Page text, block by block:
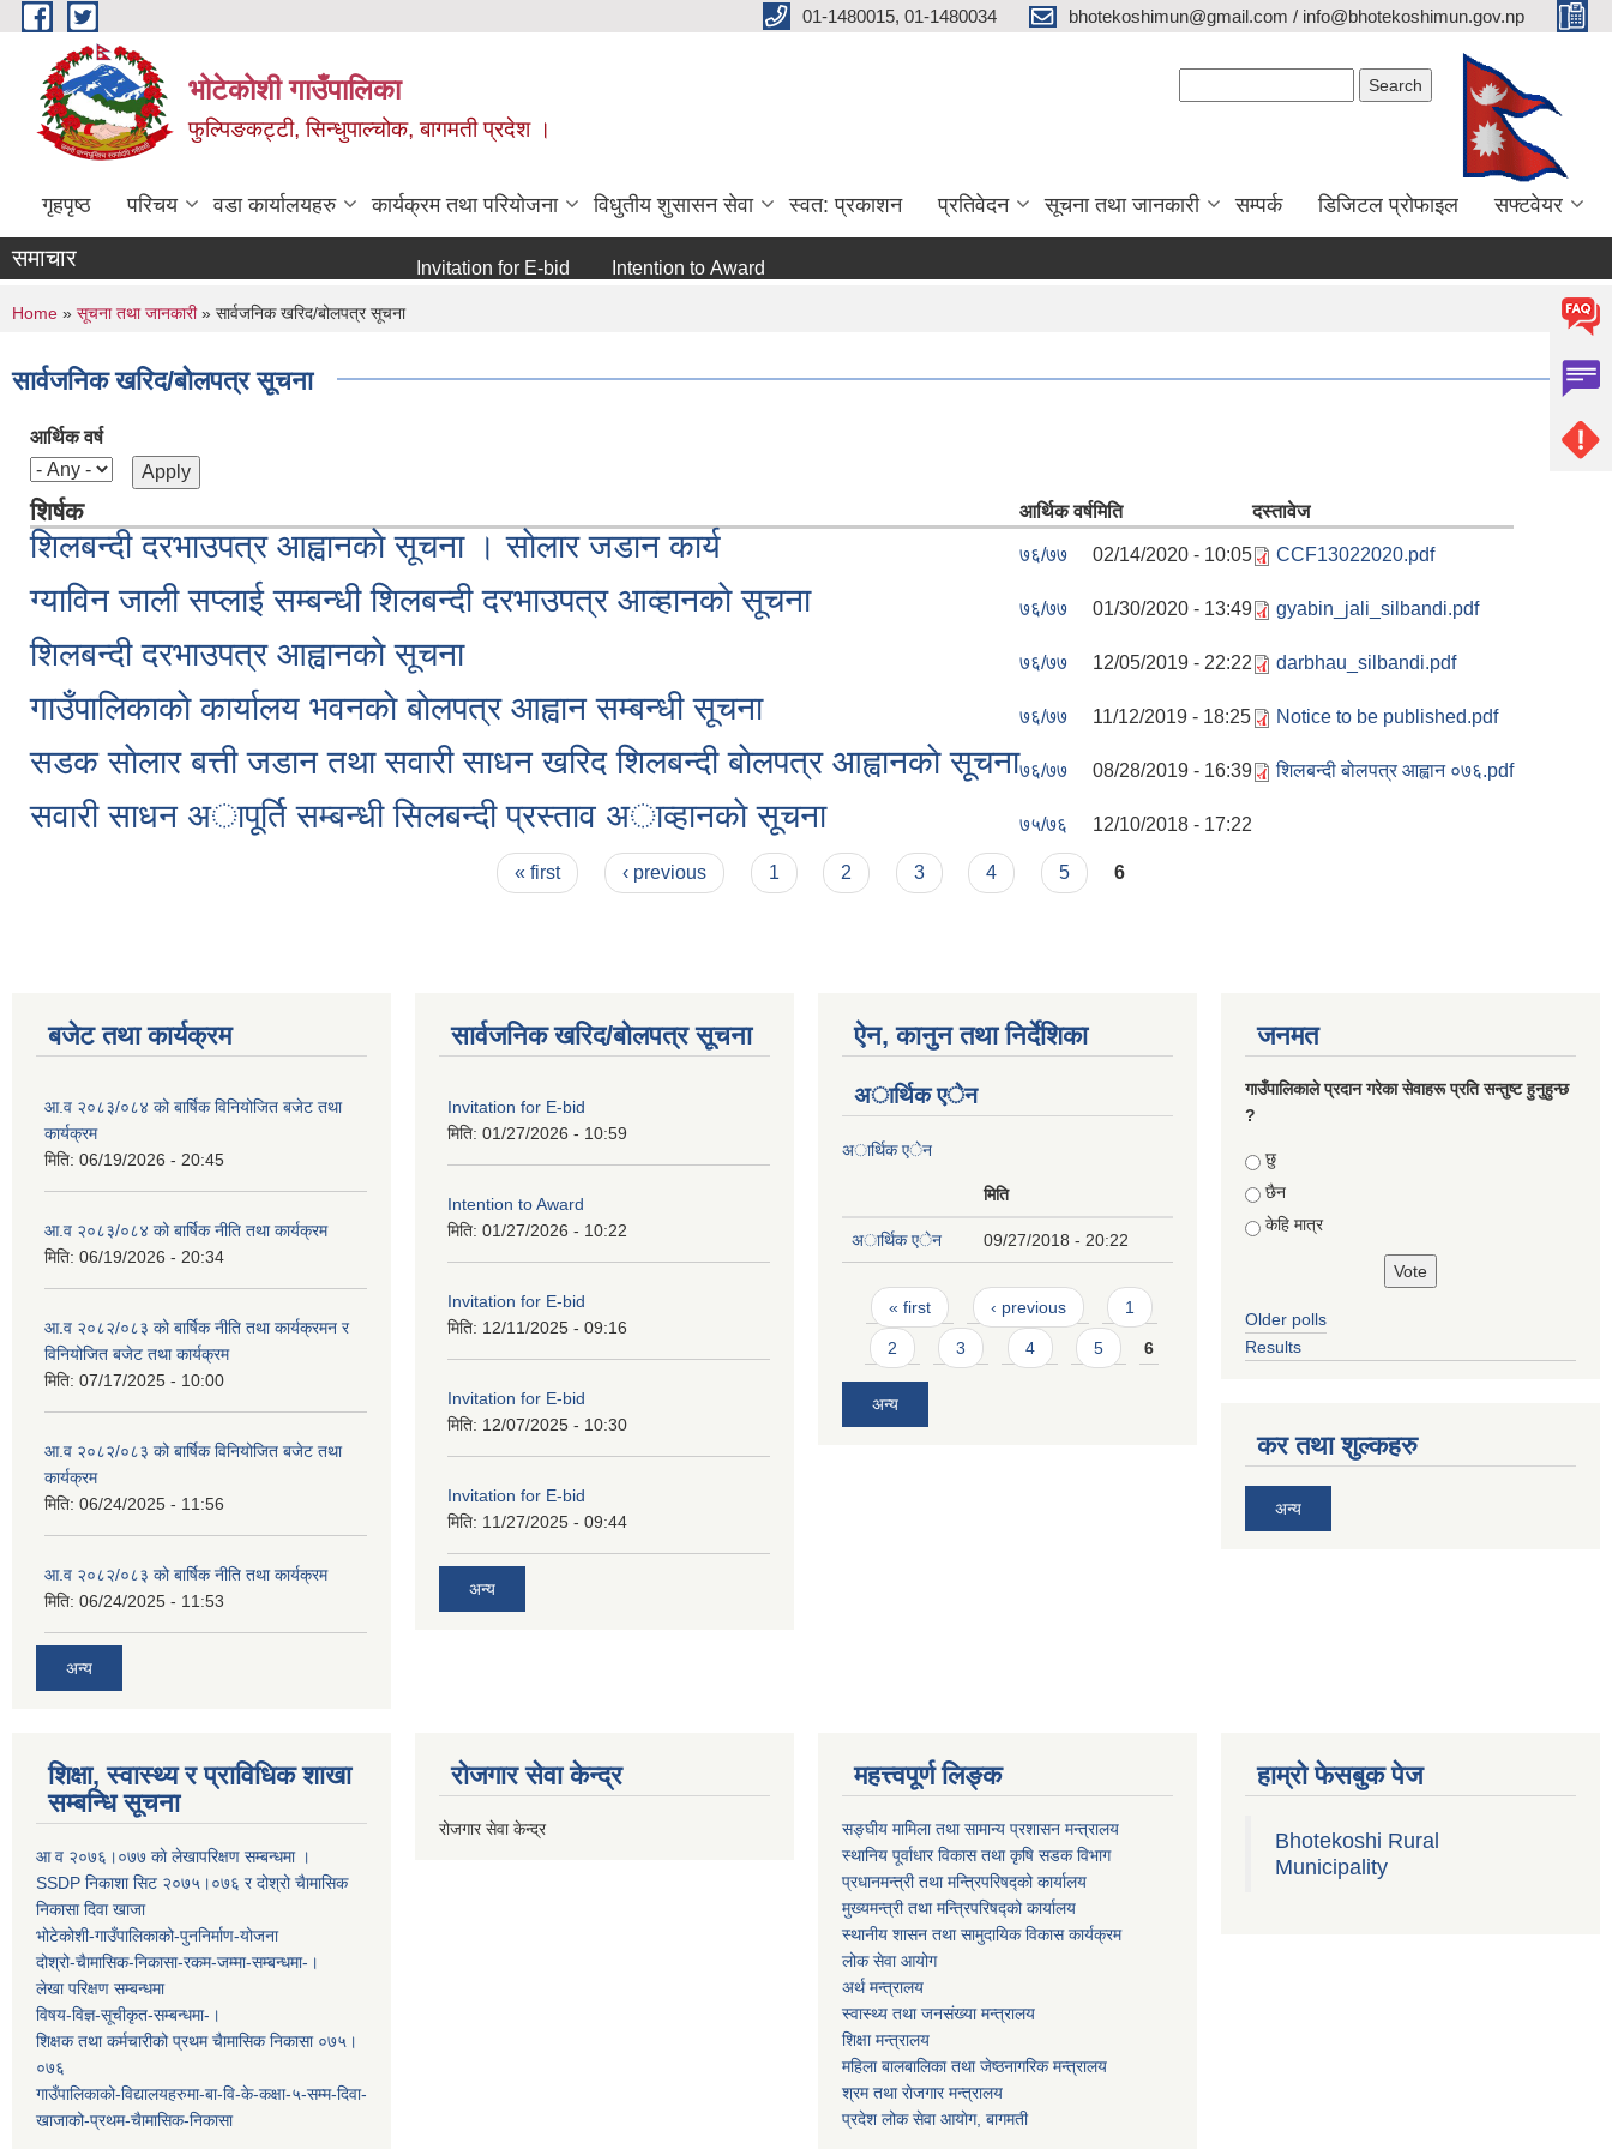
Skip to main content 01-1480015, 01-1480034 bhotekoshimun@gmail.com / info@bhotekoshimun.gov.np
भोटेकोशी गाउँपालिका
फुल्पिङकट्टी, सिन्धुपाल्चोक, बागमती प्रदेश ।
गृहपृष्ठ परिचय वडा कार्यालयहरु कार्यक्रम तथा परियोजना विधुतीय शुसासन सेवा स्वत: प्रकाशन प्रतिवेदन सूचना तथा जानकारी सम्पर्क डिजिटल प्रोफाइल सफ्टवेयर
समाचार Invitation for E-bid Intention to Award
You are here
Home » सूचना तथा जानकारी» सार्वजनिक खरिद/बोलपत्र सूचना
सार्वजनिक खरिद/बोलपत्र सूचना
आर्थिक वर्ष
शिर्षक आर्थिक वर्षमिति दस्तावेज
शिलबन्दी दरभाउपत्र आह्वानकाे सूचना । साेलार जडान कार्य ७६/७७ 02/14/2020 - 10:05 CCF13022020.pdf
ग्याविन जाली सप्लाई सम्बन्धी शिलबन्दी दरभाउपत्र आव्हानकाे सूचना ७६/७७ 01/30/2020 - 13:49 gyabin_jali_silbandi.pdf
शिलबन्दी दरभाउपत्र आह्वानकाे सूचना ७६/७७ 12/05/2019 - 22:22 darbhau_silbandi.pdf
गाउँपालिकाकाे कार्यालय भवनकाे बाेलपत्र आह्वान सम्बन्धी सूचना ७६/७७ 11/12/2019 - 18:25 Notice to be published.pdf
सडक साेलार बत्ती जडान तथा सवारी साधन खरिद शिलबन्दी बाेलपत्र आह्वानकाे सूचना७६/७७ 08/28/2019 - 16:39 शिलबन्दी बोलपत्र आह्वान ०७६.pdf
सवारी साधन अापूर्ति सम्बन्धी सिलबन्दी प्रस्ताव अाव्हानकाे सूचना ७५/७६ 12/10/2018 - 17:22
« first ‹ previous 1 2 3 4 5 6
बजेट तथा कार्यक्रम
आ.व २०८३/०८४ को बार्षिक विनियोजित बजेट तथा
कार्यक्रम
मिति: 06/19/2026 - 20:45
आ.व २०८३/०८४ को बार्षिक नीति तथा कार्यक्रम
मिति: 06/19/2026 - 20:34
आ.व २०८२/०८३ को बार्षिक नीति तथा कार्यक्रमन र
विनियोजित बजेट तथा कार्यक्रम
मिति: 07/17/2025 - 10:00
आ.व २०८२/०८३ को बार्षिक विनियोजित बजेट तथा
कार्यक्रम
मिति: 06/24/2025 - 11:56
आ.व २०८२/०८३ को बार्षिक नीति तथा कार्यक्रम
मिति: 06/24/2025 - 11:53
अन्य
सार्वजनिक खरिद/बोलपत्र सूचना
Invitation for E-bid
मिति: 01/27/2026 - 10:59
Intention to Award
मिति: 01/27/2026 - 10:22
Invitation for E-bid
मिति: 12/11/2025 - 09:16
Invitation for E-bid
मिति: 12/07/2025 - 10:30
Invitation for E-bid
मिति: 11/27/2025 - 09:44
अन्य
ऐन, कानुन तथा निर्देशिका
अार्थिक एेन
अार्थिक एेन
मिति
अार्थिक एेन 09/27/2018 - 20:22
Pages
« first ‹ previous 1
2 3 4 5 6
अन्य
जनमत
गाउँपालिकाले प्रदान गरेका सेवाहरू प्रति सन्तुष्ट हुनुहुन्छ
?
Choices
छु
छैन
केहि मात्र
Older polls
Results
कर तथा शुल्कहरु
अन्य
शिक्षा, स्वास्थ्य र प्राविधिक शाखा
सम्बन्धि सूचना
आ व २०७६।०७७ काे लेखापरिक्षण सम्बन्धमा ।
SSDP निकाशा सिट २०७५।०७६ र दोश्रो चैामासिक
निकासा दिवा खाजा
भोटेकोशी-गाउँपालिकाको-पुननिर्माण-योजना
दोश्रो-चैामासिक-निकासा-रकम-जम्मा-सम्बन्धमा-।
लेखा परिक्षण सम्बन्धमा
विषय-विज्ञ-सूचीकृत-सम्बन्धमा-।
शिक्षक तथा कर्मचारीको प्रथम च‌ैामासिक निकासा ०७५।
०७६
गाउँपालिकाको-विद्यालयहरुमा-बा-वि-के-कक्षा-५-सम्म-दिवा-
खाजाको-प्रथम-चैामासिक-निकासा
रोजगार सेवा केन्द्र
रोजगार सेवा केन्द्र
महत्त्वपूर्ण लिङ्क
सङ्घीय मामिला तथा सामान्य प्रशासन मन्त्रालय
स्थानिय पूर्वाधार विकास तथा कृषि सडक विभाग
प्रधानमन्त्री तथा मन्त्रिपरिषद्को कार्यालय
मुख्यमन्त्री तथा मन्त्रिपरिषद्को कार्यालय
स्थानीय शासन तथा सामुदायिक विकास कार्यक्रम
लोक सेवा आयोग
अर्थ मन्त्रालय
स्वास्थ्य तथा जनस‌ंख्या मन्त्रालय
शिक्षा मन्त्रालय
महिला बालबालिका तथा जेष्ठनागरिक मन्त्रालय
श्रम तथा राेजगार मन्त्रालय
प्रदेश लोक सेवा आयाेग, बागमती
हाम्रो फेसबुक पेज
Bhotekoshi Rural
Municipality